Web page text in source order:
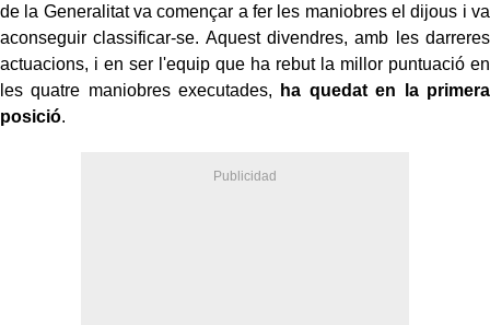
de la Generalitat va començar a fer les maniobres el dijous i va
aconseguir classificar-se. Aquest divendres, amb les darreres
actuacions, i en ser l'equip que ha rebut la millor puntuació en
les quatre maniobres executades, ha quedat en la primera
posició.